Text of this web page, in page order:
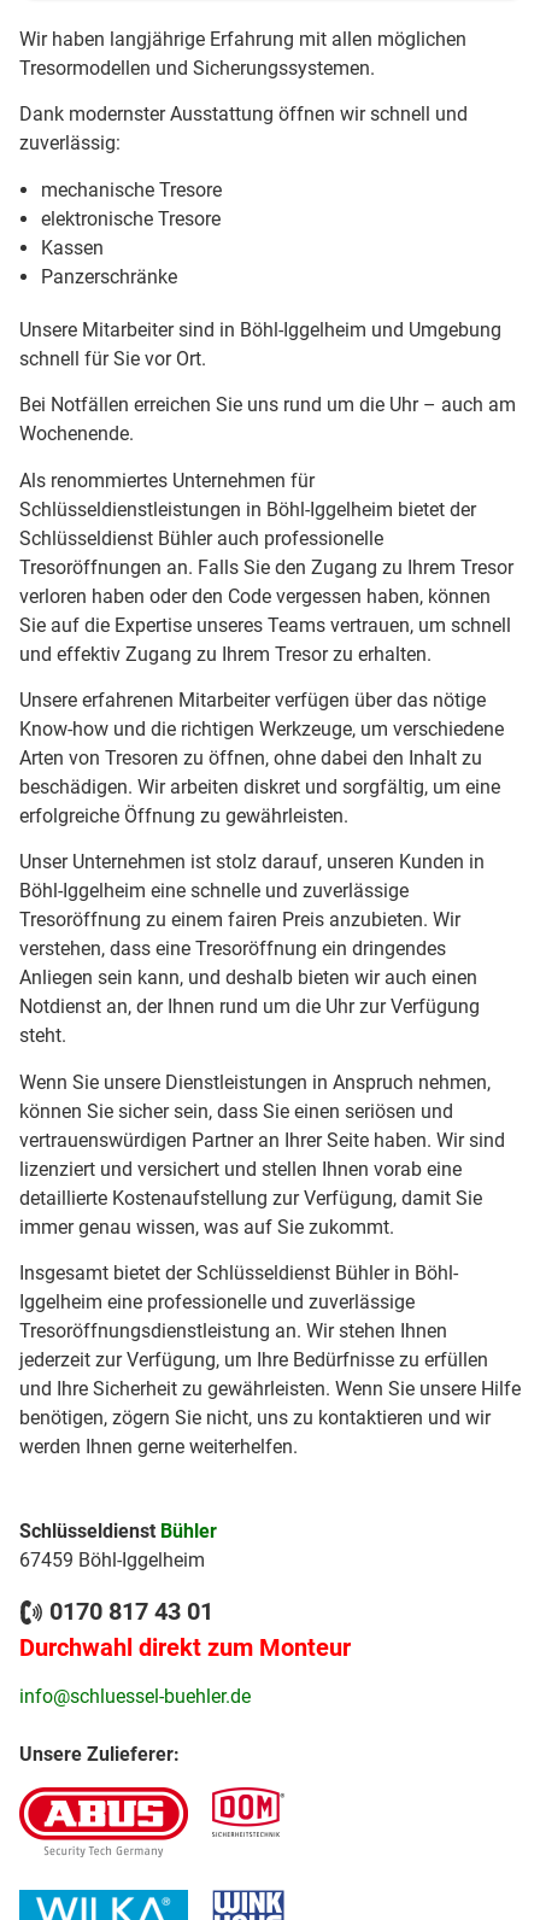
Wir haben langjährige Erfahrung mit allen möglichen
Tresormodellen und Sicherungssystemen.
Dank modernster Ausstattung öffnen wir schnell und
zuverlässig:
mechanische Tresore
elektronische Tresore
Kassen
Panzerschränke
Unsere Mitarbeiter sind in Böhl-Iggelheim und Umgebung
schnell für Sie vor Ort.
Bei Notfällen erreichen Sie uns rund um die Uhr – auch am
Wochenende.
Als renommiertes Unternehmen für
Schlüsseldienstleistungen in Böhl-Iggelheim bietet der
Schlüsseldienst Bühler auch professionelle
Tresoröffnungen an. Falls Sie den Zugang zu Ihrem Tresor
verloren haben oder den Code vergessen haben, können
Sie auf die Expertise unseres Teams vertrauen, um schnell
und effektiv Zugang zu Ihrem Tresor zu erhalten.
Unsere erfahrenen Mitarbeiter verfügen über das nötige
Know-how und die richtigen Werkzeuge, um verschiedene
Arten von Tresoren zu öffnen, ohne dabei den Inhalt zu
beschädigen. Wir arbeiten diskret und sorgfältig, um eine
erfolgreiche Öffnung zu gewährleisten.
Unser Unternehmen ist stolz darauf, unseren Kunden in
Böhl-Iggelheim eine schnelle und zuverlässige
Tresoröffnung zu einem fairen Preis anzubieten. Wir
verstehen, dass eine Tresoröffnung ein dringendes
Anliegen sein kann, und deshalb bieten wir auch einen
Notdienst an, der Ihnen rund um die Uhr zur Verfügung
steht.
Wenn Sie unsere Dienstleistungen in Anspruch nehmen,
können Sie sicher sein, dass Sie einen seriösen und
vertrauenswürdigen Partner an Ihrer Seite haben. Wir sind
lizenziert und versichert und stellen Ihnen vorab eine
detaillierte Kostenaufstellung zur Verfügung, damit Sie
immer genau wissen, was auf Sie zukommt.
Insgesamt bietet der Schlüsseldienst Bühler in Böhl-
Iggelheim eine professionelle und zuverlässige
Tresoröffnungsdienstleistung an. Wir stehen Ihnen
jederzeit zur Verfügung, um Ihre Bedürfnisse zu erfüllen
und Ihre Sicherheit zu gewährleisten. Wenn Sie unsere Hilfe
benötigen, zögern Sie nicht, uns zu kontaktieren und wir
werden Ihnen gerne weiterhelfen.
Schlüsseldienst Bühler
67459 Böhl-Iggelheim
0170 817 43 01
Durchwahl direkt zum Monteur
info@schluessel-buehler.de
Unsere Zulieferer: